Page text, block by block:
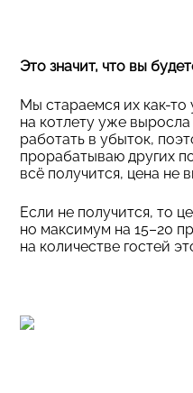
Это значит, что вы
Мы стараемся их как-то
на котлету уже
работать в убыток,
прорабатываю других
всё получится, цена не
Если не получится, то
но максимум на 15–20
на количестве гостей